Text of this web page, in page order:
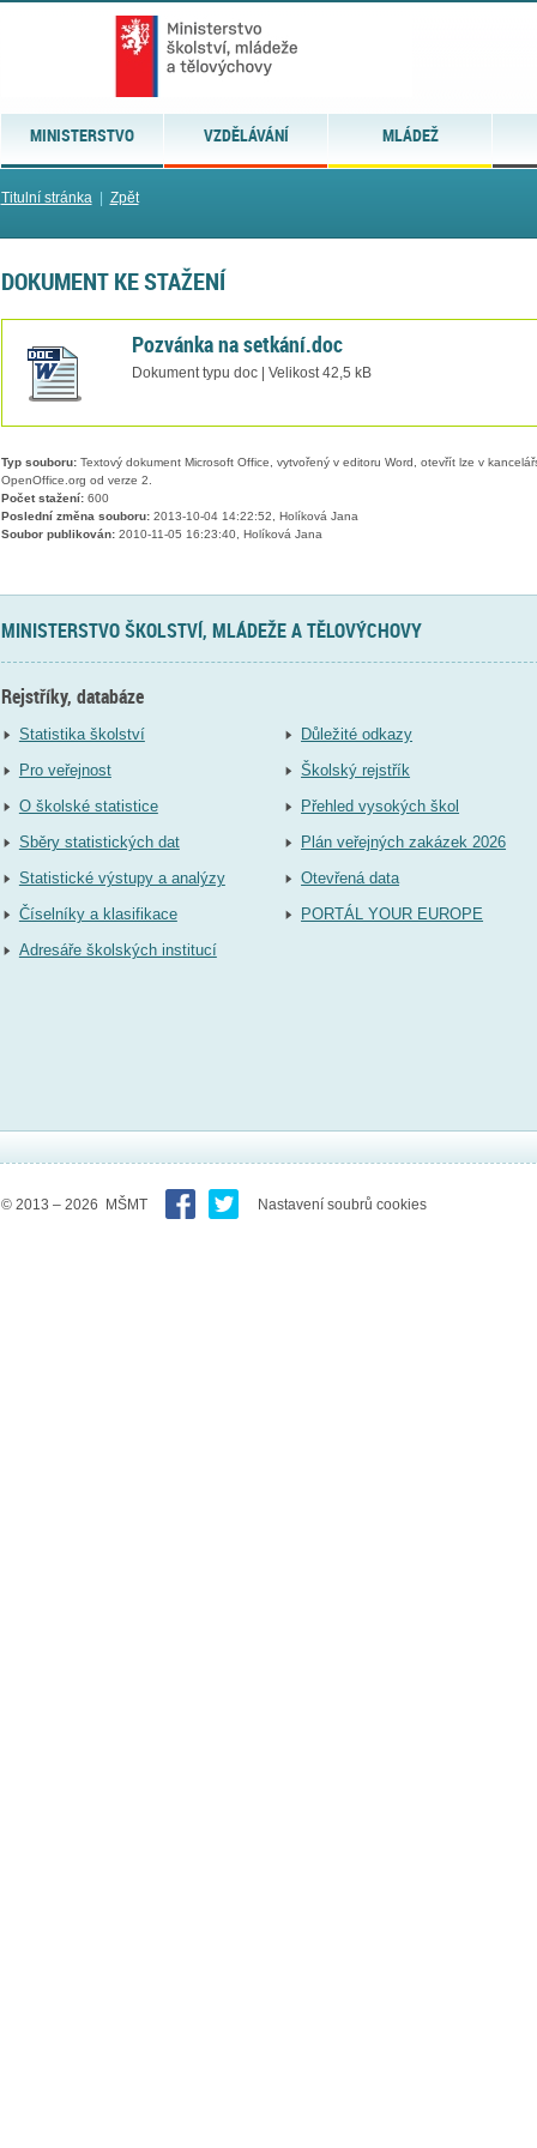
MINISTERSTVO VZDĚLÁVÁNÍ MLÁDEŽ
Titulní stránka| Zpět
DOKUMENT KE STAŽENÍ
Pozvánka na setkání.doc
Dokument typu doc | Velikost 42,5 kB
Typ souboru:Textový dokument Microsoft Office, vytvořený v editoru Word, otevřít lze v
OpenOffice.org od verze 2.
Počet stažení:600
Poslední změna souboru:2013-10-04 14:22:52, Holíková Jana
Soubor publikován:2010-11-05 16:23:40, Holíková Jana
MINISTERSTVO ŠKOLSTVÍ, MLÁDEŽE A TĚLOVÝCHOVY
Rejstříky, databáze
Statistika školství
Pro veřejnost
O školské statistice
Sběry statistických dat
Statistické výstupy a analýzy
Číselníky a klasifikace
Adresáře školských institucí
Důležité odkazy
Školský rejstřík
Přehled vysokých škol
Plán veřejných zakázek 2026
Otevřená data
PORTÁL YOUR EUROPE
© 2013 – 2026 MŠMT Nastavení soubrů cookies